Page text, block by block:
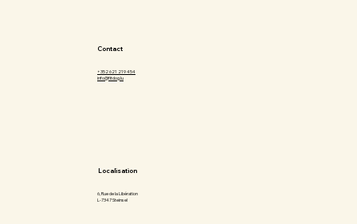
Contact
+352 621 219 454
info@fitdog.lu
Localisation
6, Rue de la Libération
L-7347 Steinsel